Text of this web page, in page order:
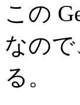
この
なの
る。